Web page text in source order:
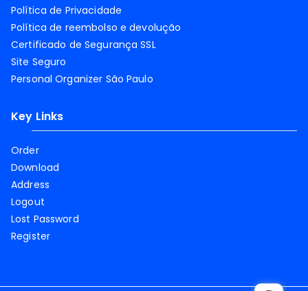
Política de Privacidade
Política de reembolso e devolução
Certificado de Segurança SSL
Site Seguro
Personal Organizer São Paulo
Key Links
Order
Download
Address
Logout
Lost Password
Register